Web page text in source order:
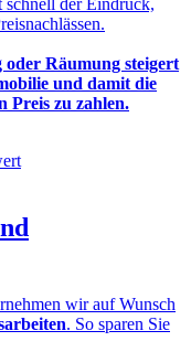
schnell der Eindruck,
oder Räumung steigert
und damit die
Preis zu zahlen.
wir auf Wunsch
. So sparen Sie